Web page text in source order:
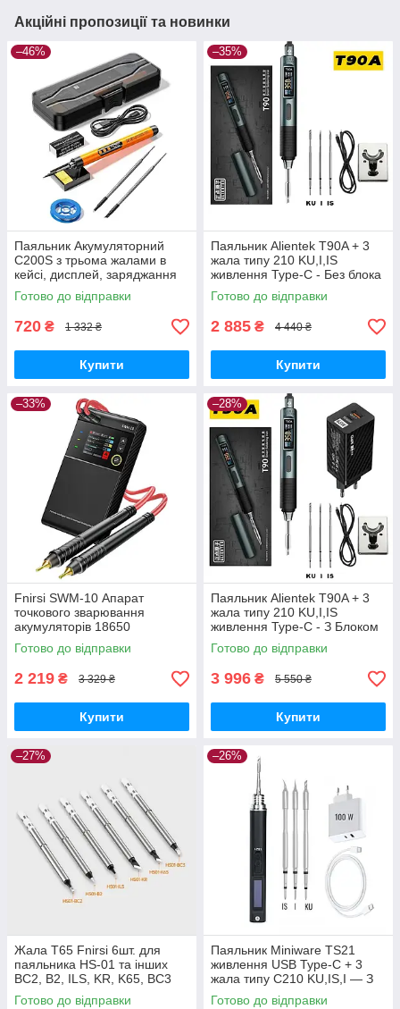
Акційні пропозиції та новинки
–46%
Паяльник Акумуляторний
C200S з трьома жалами в
кейсі, дисплей, заряджання
USB Type-C, 1000 mAh
Готово до відправки
720 ₴ 1 332 ₴
Купити
–35%
Паяльник Alientek T90A + 3
жала типу 210 KU,I,IS
живлення Type-C - Без блока
живлення
Готово до відправки
2 885 ₴ 4 440 ₴
Купити
–33%
Fnirsi SWM-10 Апарат
точкового зварювання
акумуляторів 18650
портативний
Готово до відправки
2 219 ₴ 3 329 ₴
Купити
–28%
Паяльник Alientek T90A + 3
жала типу 210 KU,I,IS
живлення Type-C - З Блоком
живлення
Готово до відправки
3 996 ₴ 5 550 ₴
Купити
–27%
Жала T65 Fnirsi 6шт. для
паяльника HS-01 та інших
BC2, B2, ILS, KR, K65, BC3
Готово до відправки
–26%
Паяльник Miniware TS21
живлення USB Type-C + 3
жала типу С210 KU,IS,I — З
Блоком живлення 100W
Готово до відправки